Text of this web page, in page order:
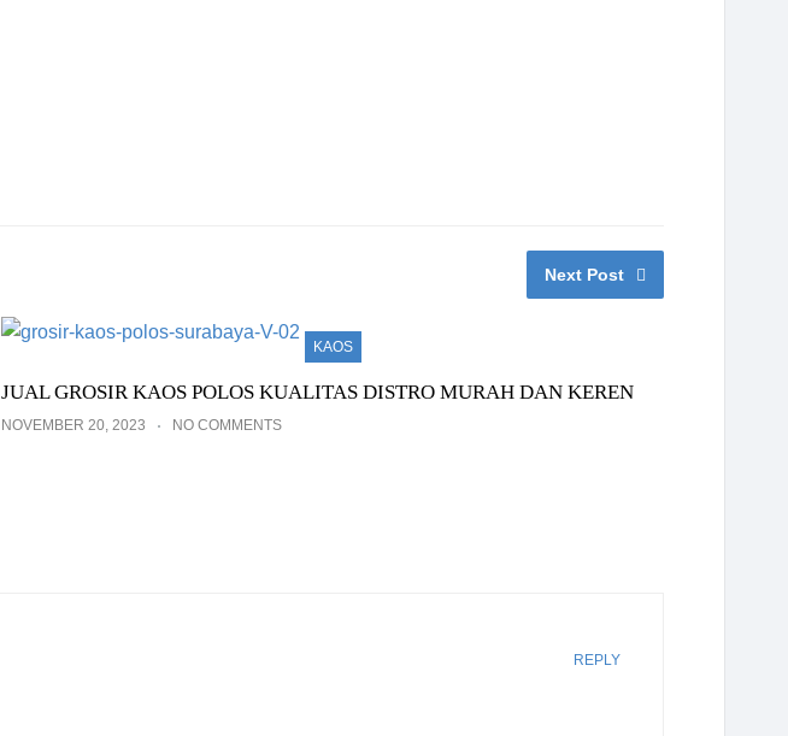
Next Post
KAOS
JUAL GROSIR KAOS POLOS KUALITAS DISTRO MURAH DAN KEREN
NOVEMBER 20, 2023 NO COMMENTS
REPLY